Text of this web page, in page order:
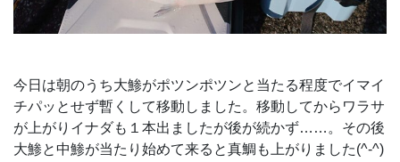
今日は朝のうち大鯵がポツンポツンと当たる程度でイマイ
チパッとせず暫くして移動しました。移動してからワラサ
が上がりイナダも１本出ましたが後が続かず……。その後
大鯵と中鯵が当たり始めて来ると真鯛も上がりました(^-^)